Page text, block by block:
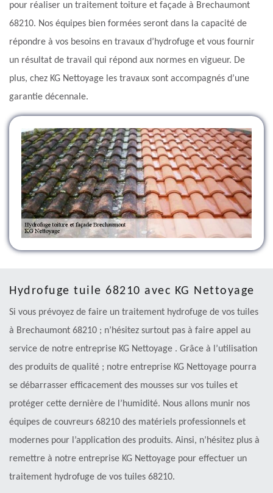
pour réaliser un traitement toiture et façade à Brechaumont
68210. Nos équipes bien formées seront dans la capacité de
répondre à vos besoins en travaux d’hydrofuge et vous fournir
un résultat de travail qui répond aux normes en vigueur. De
plus, chez KG Nettoyage les travaux sont accompagnés d’une
garantie décennale.
Hydrofuge tuile 68210 avec KG Nettoyage
Si vous prévoyez de faire un traitement hydrofuge de vos tuiles
à Brechaumont 68210 ; n’hésitez surtout pas à faire appel au
service de notre entreprise KG Nettoyage . Grâce à l’utilisation
des produits de qualité ; notre entreprise KG Nettoyage pourra
se débarrasser efficacement des mousses sur vos tuiles et
protéger cette dernière de l’humidité. Nous allons munir nos
équipes de couvreurs 68210 des matériels professionnels et
modernes pour l’application des produits. Ainsi, n’hésitez plus à
remettre à notre entreprise KG Nettoyage pour effectuer un
traitement hydrofuge de vos tuiles 68210.